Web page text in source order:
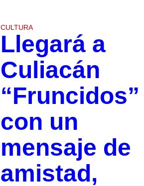
CULTURA
Llegará a
Culiacán
“Fruncidos”
con un
mensaje de
amistad,